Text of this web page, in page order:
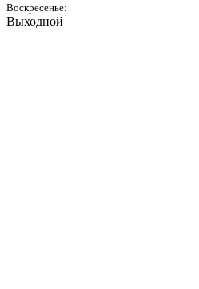
Воскресенье:
Выходной